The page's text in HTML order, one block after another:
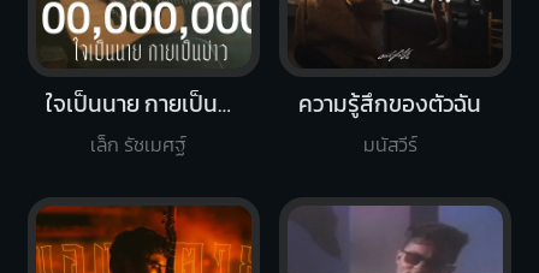
ใจเป็นนาย กายเป็นบ่าว
เล็ก รัชเมศฐ์
ความรู้สึกของตัวฉัน
มนัสวีร์